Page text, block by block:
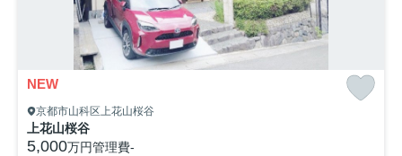
NEW
京都市山科区上花山桜谷
上花山桜谷
5,000万円管理費-